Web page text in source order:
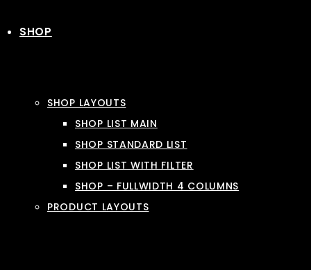
SHOP
SHOP LAYOUTS
SHOP LIST MAIN
SHOP STANDARD LIST
SHOP LIST WITH FILTER
SHOP – FULLWIDTH 4 COLUMNS
PRODUCT LAYOUTS